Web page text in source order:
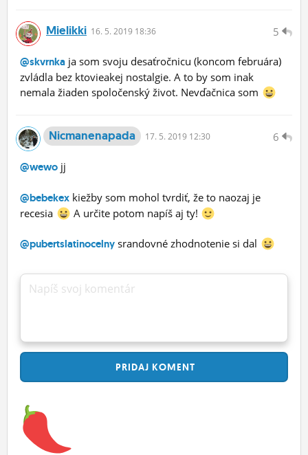
5
Mielikki 16. 5. 2019 18:36
@skvrnka ja som svoju desaťročnicu (koncom februára)
zvládla bez ktovieakej nostalgie. A to by som inak
nemala žiaden spoločenský život. Nevďačnica som
6
Nicmanenapada 17. 5. 2019 12:30
@wewo jj
@bebekex kiežby som mohol tvrdiť, že to naozaj je
recesia
A určite potom napíš aj ty!
@pubertslatinocelny srandovné zhodnotenie si dal
Napíš svoj komentár
PRIDAJ KOMENT